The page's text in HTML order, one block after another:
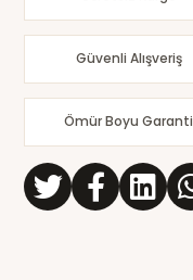
Güvenli Alışveriş
Ömür Boyu Garanti